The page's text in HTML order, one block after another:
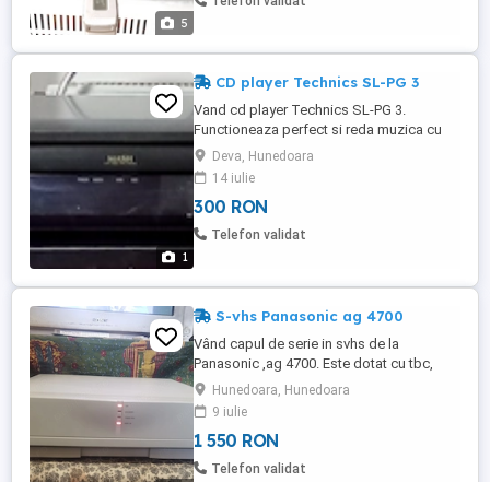
5
1
CD player Technics SL-PG 3
Vand cd player Technics SL-PG 3.
Functioneaza perfect si reda muzica cu
claritate. Ideal pentru pasionatii de
muzica. Disc format: CD,CD-RW Digital
converter: MASH Frequency response:
2Hz to 20kHz Dynamic range: 94dB Signal
to Noise Ratio: 100dB Total harmonic
Deva, Hunedoara
14 iulie
300 RON
Telefon validat
S-vhs Panasonic ag 4700
Vând capul de serie in svhs de la
Panasonic ,ag 4700. Este dotat cu tbc,
inteligenta artificiala, nivel audio
manual.Aparatul este in perfecta stare de
functionare si servisat
complet.Telecomanda originala este
inclusa
Hunedoara, Hunedoara
9 iulie
1 550 RON
Telefon validat